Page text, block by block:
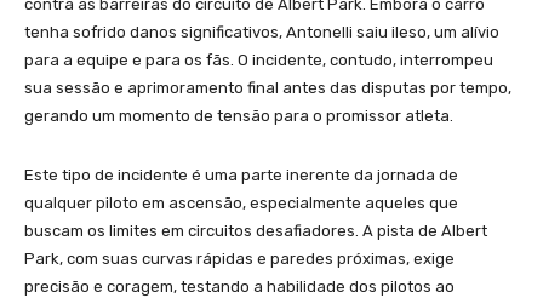
contra as barreiras do circuito de Albert Park. Embora o carro
tenha sofrido danos significativos, Antonelli saiu ileso, um alívio
para a equipe e para os fãs. O incidente, contudo, interrompeu
sua sessão e aprimoramento final antes das disputas por tempo,
gerando um momento de tensão para o promissor atleta.
Este tipo de incidente é uma parte inerente da jornada de
qualquer piloto em ascensão, especialmente aqueles que
buscam os limites em circuitos desafiadores. A pista de Albert
Park, com suas curvas rápidas e paredes próximas, exige
precisão e coragem, testando a habilidade dos pilotos ao